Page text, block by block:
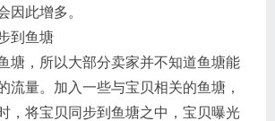
因此增多。
到鱼塘
塘，所以大部分卖家并不知道鱼塘能
流量。加入一些与宝贝相关的鱼塘，
，将宝贝同步到鱼塘之中，宝贝曝光